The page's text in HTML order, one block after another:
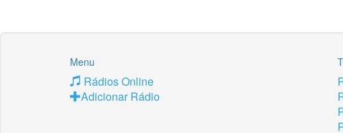
Menu
Rádios Online
Adicionar Rádio